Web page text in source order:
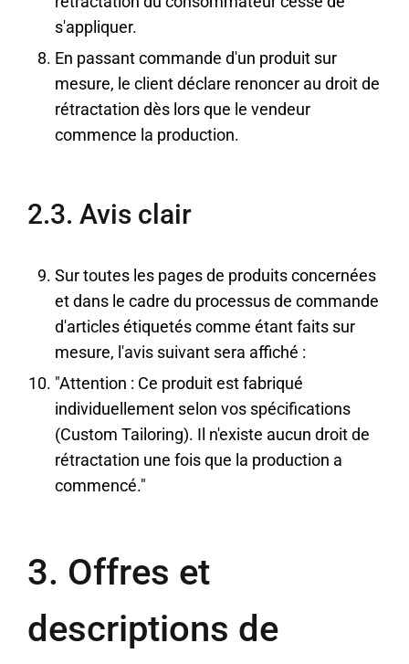
s'appliquer.
En passant commande d'un produit sur
mesure, le client déclare renoncer au droit de
rétractation dès lors que le vendeur
commence la production.
2.3. Avis clair
Sur toutes les pages de produits concernées
et dans le cadre du processus de commande
d'articles étiquetés comme étant faits sur
mesure, l'avis suivant sera affiché :
"Attention : Ce produit est fabriqué
individuellement selon vos spécifications
(Custom Tailoring). Il n'existe aucun droit de
rétractation une fois que la production a
commencé."
3. Offres et
descriptions de